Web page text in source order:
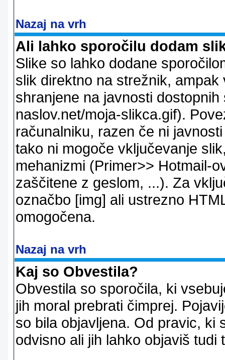
Nazaj na vrh
Ali lahko sporočilu dodam
Slike so lahko dodane
slik direktno na strežnik,
shranjene na javnosti
naslov.net/moja-slikca.gif).
računalniku, razen če ni
tako ni mogoče vključevanje
mehanizmi (Primer>> Hotmail-
zaščitene z geslom, ...). Za
označbo [img] ali ustrezno
omogočena.
Nazaj na vrh
Kaj so Obvestila?
Obvestila so sporočila, ki
jih moral prebrati čimprej.
so bila objavljena. Od pravic, ki
odvisno ali jih lahko objaviš